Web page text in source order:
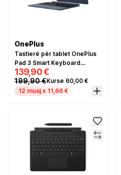
OnePlus
Tastierë për tablet OnePlus
Pad 3 Smart Keyboard
QWERTY – Blu
139,90 €
199,90 €Kurse 60,00 €
12 muaj x 11,66 €